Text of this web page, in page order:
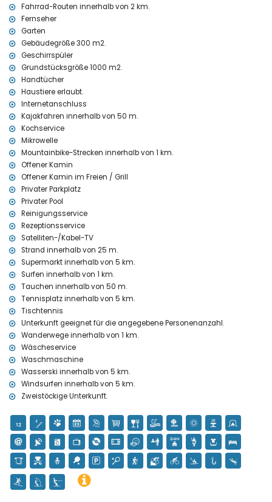
Internet (WiFi)
Bügeleisen und Bügelbrett
Bettwäsche und Handtücher
Rezeptionsservice und 24-Stunden-Notfallservice
Tischtennis
Ausstattung und Dienstleistungen gegen Aufpreis
Babysitterservice
Zusatzbett und Kinderbetten/Babybetten (auf Anfrage)
Unterhaltung und Freizeitaktivitäten für Ihren Urlaub in Javea,
Costa Blanca
Nachtclub und Bar (innerhalb von 5 Kilometern vom Haus)
Sehenswürdigkeiten und Kultur in Javea, Costa Blanca
Kirche und historischer Ort (innerhalb von 10 Kilometern von der
Unterkunft)
Schloss (Denia) (innerhalb von 25 Kilometern von der Unterkunft)
Sport
Wandern, Mountainbiking, Kajakfahren, Angeln, Tauchen und
Tennis, Radfahren, Windsurfen und Wasserski (innerhalb von 5
Kilometern von der Villa)
Golf (La Sella) und Reiten (innerhalb von 10 Kilometern von der Villa)
Fahrrad-Routen innerhalb von 2 km.
Fernseher
Garten
Gebäudegröße 300 m2.
Geschirrspüler
Grundstücksgröße 1000 m2.
Handtücher
Haustiere erlaubt.
Internetanschluss
Kajakfahren innerhalb von 50 m.
Kochservice
Mikrowelle
Mountainbike-Strecken innerhalb von 1 km.
Offener Kamin
Offener Kamin im Freien / Grill
Privater Parkplatz
Privater Pool
Reinigungsservice
Rezeptionsservice
Satelliten-/Kabel-TV
Strand innerhalb von 25 m.
Supermarkt innerhalb von 5 km.
Surfen innerhalb von 1 km.
Tauchen innerhalb von 50 m.
Tennisplatz innerhalb von 5 km.
Tischtennis
Unterkunft geeignet für die angegebene Personenanzahl.
Wanderwege innerhalb von 1 km.
Wäscheservice
Waschmaschine
Wasserski innerhalb von 5 km.
Windsurfen innerhalb von 5 km.
Zweistöckige Unterkunft.